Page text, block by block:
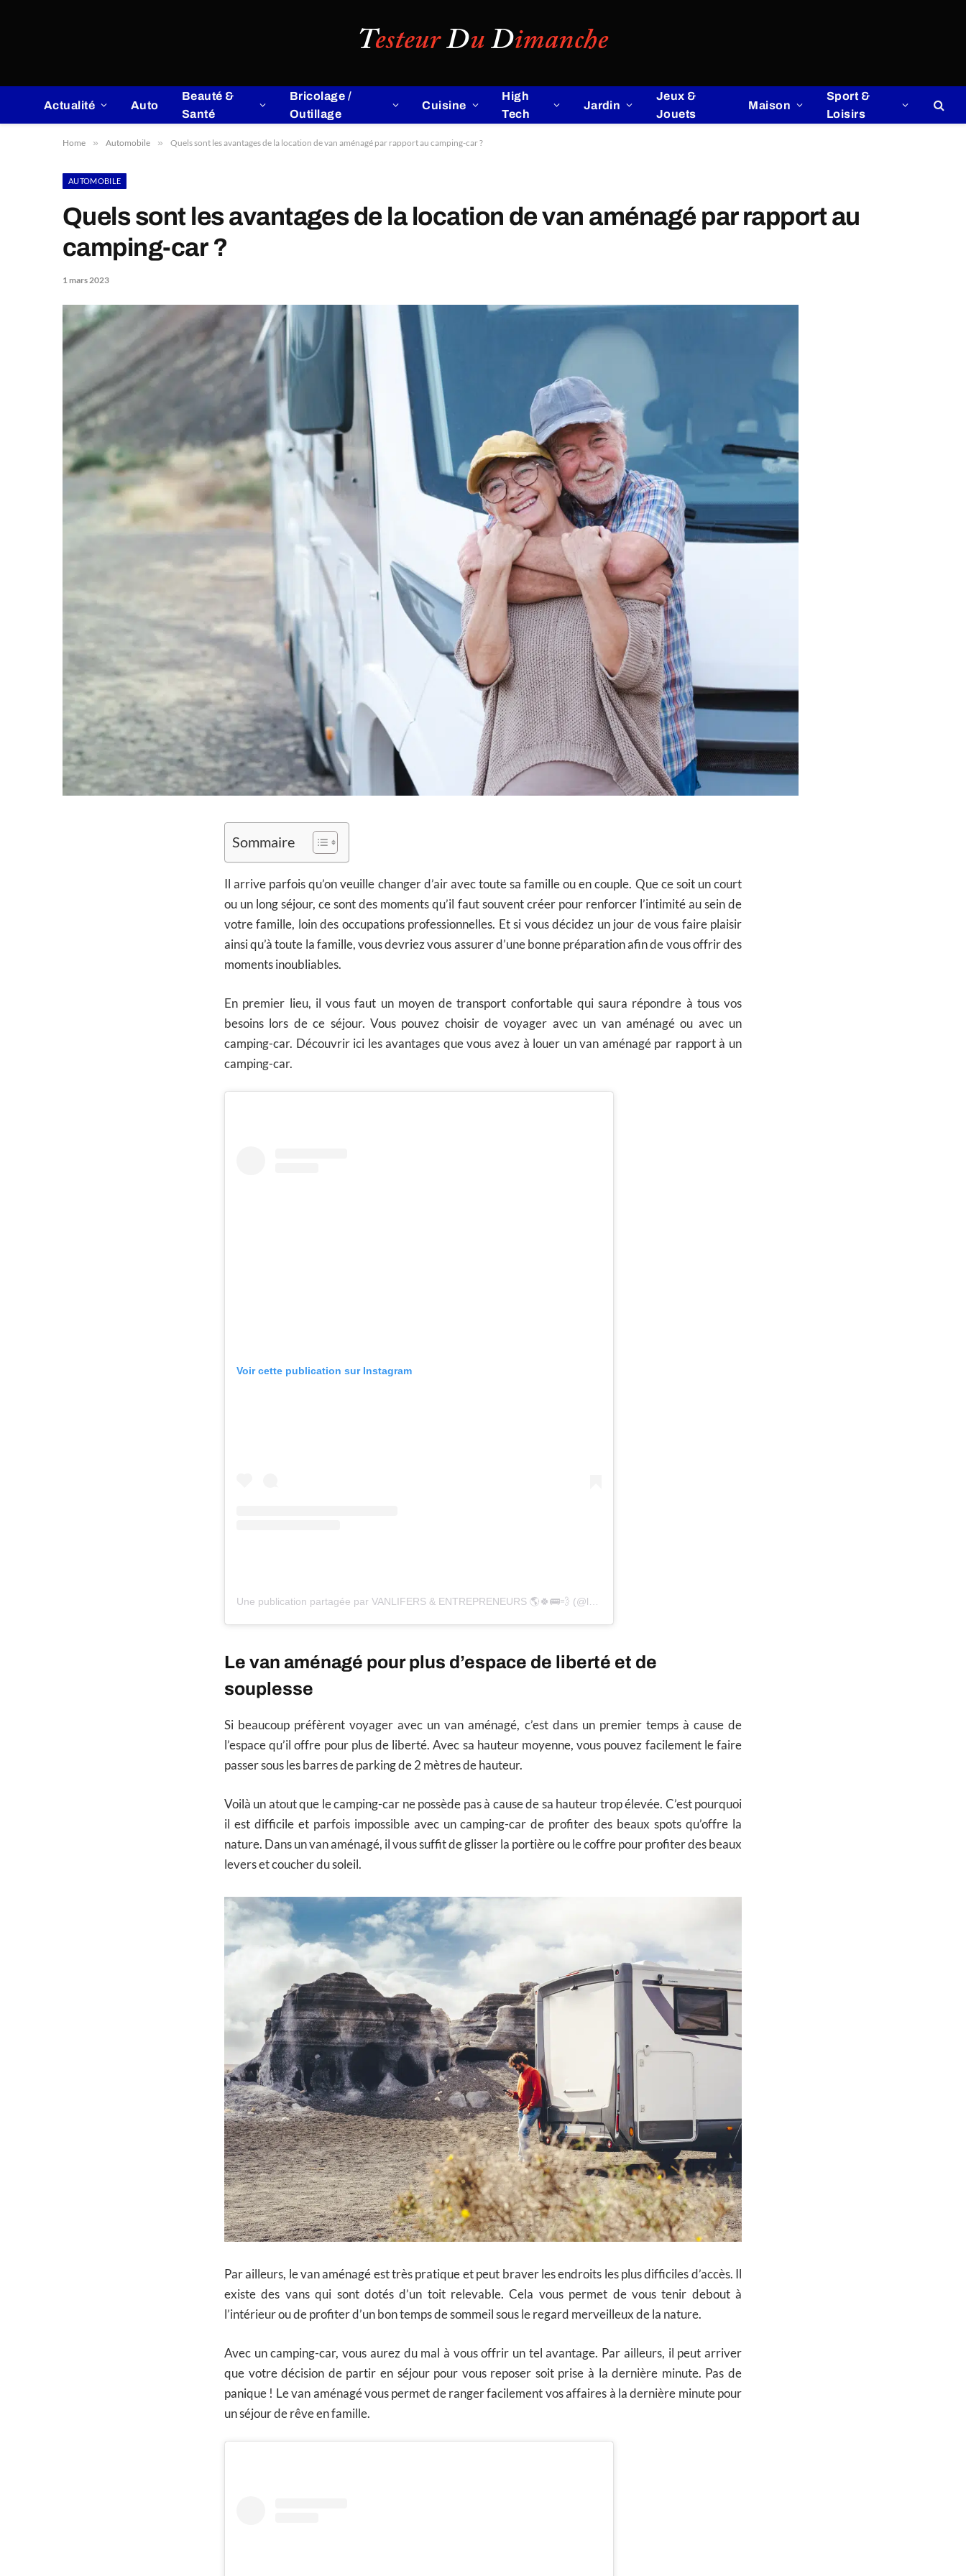
Actualité Auto
Beauté &
Santé
Bricolage /
Outillage
Cuisine
High
Tech
Jardin
Jeux &
Jouets
Maison
Sport &
Loisirs
Home » Automobile » Quels sont les avantages de la location de van aménagé par rapport au camping-car ?
AUTOMOBILE
Quels sont les avantages de la location de van aménagé par rapport au
camping-car ?
1 mars 2023
Sommaire
Il arrive parfois qu’on veuille changer d’air avec toute sa famille ou en couple. Que ce soit un court
ou un long séjour, ce sont des moments qu’il faut souvent créer pour renforcer l’intimité au sein de
votre famille, loin des occupations professionnelles. Et si vous décidez un jour de vous faire plaisir
ainsi qu’à toute la famille, vous devriez vous assurer d’une bonne préparation afin de vous offrir des
moments inoubliables.
En premier lieu, il vous faut un moyen de transport confortable qui saura répondre à tous vos
besoins lors de ce séjour. Vous pouvez choisir de voyager avec un van aménagé ou avec un
camping-car. Découvrir ici les avantages que vous avez à louer un van aménagé par rapport à un
camping-car.
Voir cette publication sur Instagram
Le van aménagé pour plus d’espace de liberté et de
souplesse
Si beaucoup préfèrent voyager avec un van aménagé, c’est dans un premier temps à cause de
l’espace qu’il offre pour plus de liberté. Avec sa hauteur moyenne, vous pouvez facilement le faire
passer sous les barres de parking de 2 mètres de hauteur.
Voilà un atout que le camping-car ne possède pas à cause de sa hauteur trop élevée. C’est pourquoi
il est difficile et parfois impossible avec un camping-car de profiter des beaux spots qu’offre la
nature. Dans un van aménagé, il vous suffit de glisser la portière ou le coffre pour profiter des beaux
levers et coucher du soleil.
Par ailleurs, le van aménagé est très pratique et peut braver les endroits les plus difficiles d’accès. Il
existe des vans qui sont dotés d’un toit relevable. Cela vous permet de vous tenir debout à
l’intérieur ou de profiter d’un bon temps de sommeil sous le regard merveilleux de la nature.
Avec un camping-car, vous aurez du mal à vous offrir un tel avantage. Par ailleurs, il peut arriver
que votre décision de partir en séjour pour vous reposer soit prise à la dernière minute. Pas de
panique ! Le van aménagé vous permet de ranger facilement vos affaires à la dernière minute pour
un séjour de rêve en famille.